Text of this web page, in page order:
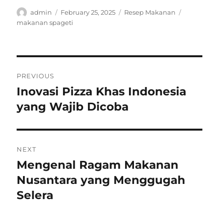
Author
admin
Posted
on
February 25, 2025 Categories
Resep Makanan
makanan spageti
navigation
PREVIOUS
Previous
post:
Inovasi Pizza Khas Indonesia
yang Wajib Dicoba
NEXT
Next
post:
Mengenal Ragam Makanan
Nusantara yang Menggugah
Selera